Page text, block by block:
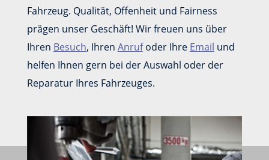
Fahrzeug. Qualität, Offenheit und Fairness
prägen unser Geschäft! Wir freuen uns über
Ihren Besuch, Ihren Anrufoder Ihre Email und
helfen Ihnen gern bei der Auswahl oder der
Reparatur Ihres Fahrzeuges.